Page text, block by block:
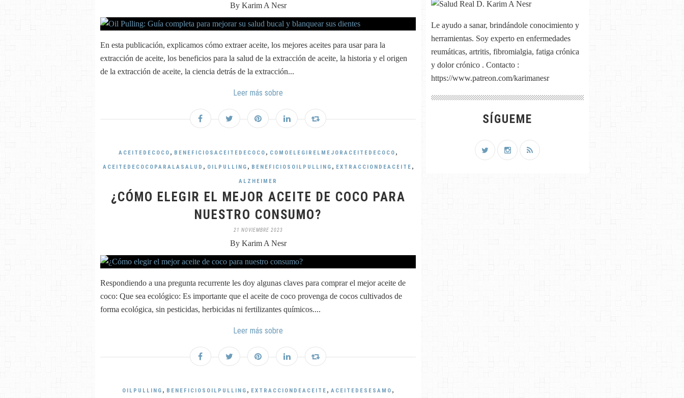
By Karim A Nesr
En esta publicación, explicamos cómo extraer aceite, los mejores aceites para usar para la
extracción de aceite, los beneficios para la salud de la extracción de aceite, la historia y el origen
de la extracción de aceite, la ciencia detrás de la extracción...
Leer más sobre
ACEITEDECOCO , BENEFICIOSACEITEDECOCO , COMOELEGIRELMEJORACEITEDECOCO ,
ACEITEDECOCOPARALASALUD , OILPULLING , BENEFICIOSOILPULLING , EXTRACCIONDEACEITE ,
ALZHEIMER
¿CÓMO ELEGIR EL MEJOR ACEITE DE COCO PARA
NUESTRO CONSUMO?
21 NOVIEMBRE 2023
By Karim A Nesr
Respondiendo a una pregunta recurrente les doy algunas claves para comprar el mejor aceite de
coco: Que sea ecológico: Es importante que el aceite de coco provenga de cocos cultivados de
forma ecológica, sin pesticidas, herbicidas ni fertilizantes químicos....
Leer más sobre
OILPULLING , BENEFICIOSOILPULLING , EXTRACCIONDEACEITE , ACEITEDESESAMO ,
Le ayudo a sanar, brindándole conocimiento y
herramientas. Soy experto en enfermedades
reumáticas, artritis, fibromialgia, fatiga crónica
y dolor crónico . Contacto :
https://www.patreon.com/karimanesr
SÍGUEME